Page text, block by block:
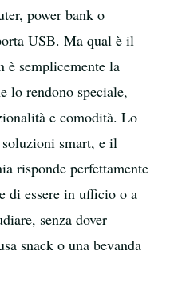
power bank o
USB. Ma qual è il
è semplicemente la
lo rendono speciale,
e comodità. Lo
smart, e il
risponde perfettamente
di essere in ufficio o a
senza dover
snack o una bevanda